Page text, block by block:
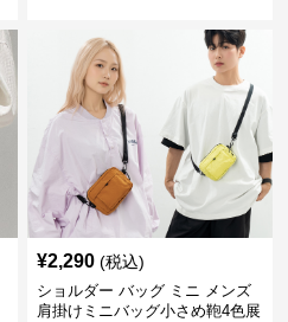
¥2,290 (税込)
ショルダー バッグ ミニ メンズ
肩掛けミニバッグ小さめ鞄4色展